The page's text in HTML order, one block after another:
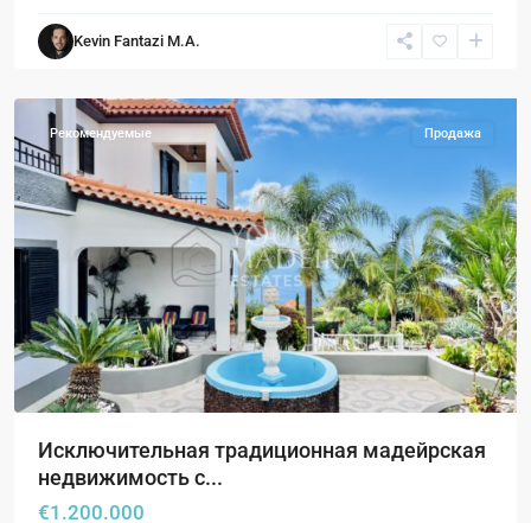
Kevin Fantazi M.A.
Эстрейто-
да-
Рекомендуемые Продажа
Исключительная традиционная мадейрская
недвижимость с...
€1.200.000